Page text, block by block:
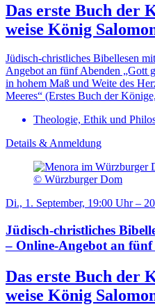
Das erste Buch der
weise König
Jüdisch-christliches Bibellesen
Angebot an fünf Abenden „Gott
in hohem Maß und Weite des
Meeres“ (Erstes Buch der
Theologie, Ethik und
Details & Anmeldung
© Würzburger Dom
Di., 1. September, 19:00 Uhr –
Jüdisch-christliches
– Online-Angebot an fünf
Das erste Buch der
weise König